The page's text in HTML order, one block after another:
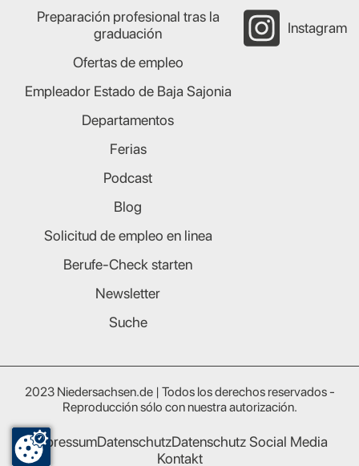
Preparación profesional tras la
graduación
Ofertas de empleo
Empleador Estado de Baja Sajonia
Departamentos
Ferias
Podcast
Blog
Solicitud de empleo en linea
Berufe-Check starten
Newsletter
Suche
Instagram
2023 Niedersachsen.de | Todos los derechos reservados -
Reproducción sólo con nuestra autorización.
ImpressumDatenschutzDatenschutz Social Media
Kontakt